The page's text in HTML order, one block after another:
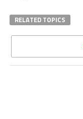
RELATED TOPICS